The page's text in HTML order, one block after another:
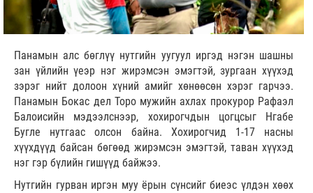
Панамын алс бөглүү нутгийн уугуул иргэд нэгэн шашны
зан үйлийн үеэр нэг жирэмсэн эмэгтэй, зургаан хүүхэд
зэрэг нийт долоон хүний амийг хөнөөсөн хэрэг гарчээ.
Панамын Бокас дел Торо мужийн ахлах прокурор Рафаэл
Балоисийн мэдээлснээр, хохирогчдын цогцсыг Нгабе
Бугле нутгаас олсон байна. Хохирогчид 1-17 насны
хүүхдүүд байсан бөгөөд жирэмсэн эмэгтэй, таван хүүхэд
нэг гэр бүлийн гишүүд байжээ.
Нутгийн гурван иргэн муу ёрын сүнсийг биеэс үлдэн хөөх